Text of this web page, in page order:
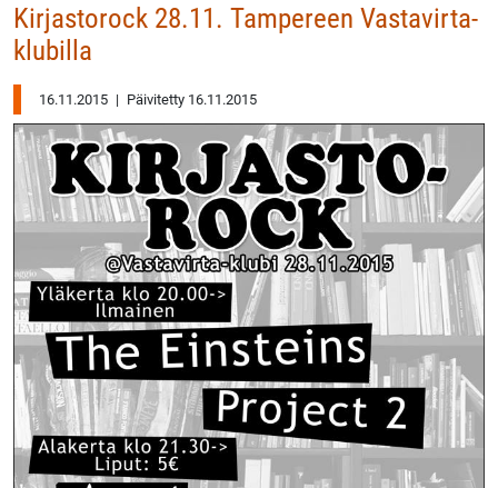
Kirjastorock 28.11. Tampereen Vastavirta-
klubilla
16.11.2015 | Päivitetty 16.11.2015